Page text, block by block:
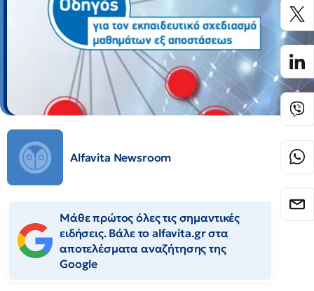
Alfavita Newsroom
Μάθε πρώτος όλες τις σημαντικές
ειδήσεις. Βάλε το alfavita.gr στα
αποτελέσματα αναζήτησης της
Google